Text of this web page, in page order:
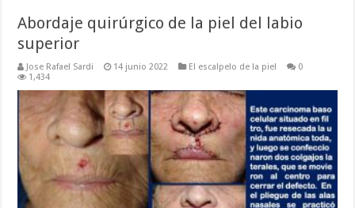
Abordaje quirúrgico de la piel del labio
superior
Jose Rafael Sardi 14 junio 2022 El escalpelo de la piel
0
1,434